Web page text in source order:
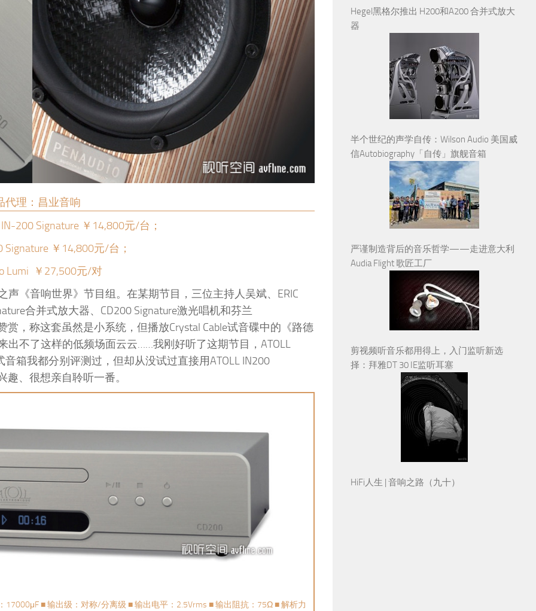
代理：昌业音响
200 Signature ￥14,800元/台；
Signature ￥14,800元/台；
Lumi ￥27,500元/对
《音响世界》节目组。在某期节目，三位主持人吴斌、ERIC
合并式放大器、CD200 Signature激光唱机和芬兰
赏，称这套虽然是小系统，但播放Crystal Cable试音碟中的《路德
不了这样的低频场面云云……我刚好听了这期节目，ATOLL
音箱我都分别评测过，但却从没试过直接用ATOLL IN200
趣、很想亲自聆听一番。
17000μF ■ 输出级：对称/分离级 ■ 输出电平：2.5Vrms ■ 输出阻抗：75Ω ■ 解析力
Hegel黑格尔推出 H200和A200 合并式放大
器
半个世纪的声学自传：Wilson Audio 美国威
信Autobiography「自传」旗舰音箱
严谨制造背后的音乐哲学——走进意大利
Audia Flight 歌匠工厂
剪视频听音乐都用得上，入门监听新选
择：拜雅DT 30 IE监听耳塞
HiFi人生 | 音响之路（九十）